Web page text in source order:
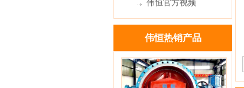
伟恒官方视频
伟恒热销产品